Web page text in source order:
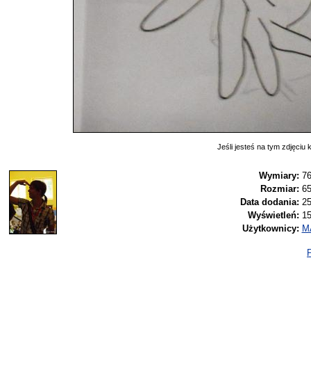
Jeśli jesteś na tym zdjęciu
Wymiary:
Rozmiar:
Data dodania:
Wyświetleń:
Użytkownicy: